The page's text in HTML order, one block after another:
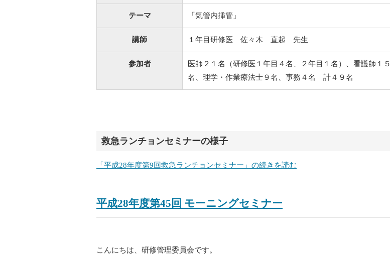
テーマ 「気管内挿管」
講師 １年目研修医 佐々木 直起 先生
参加者
医師２１名（研修医１年目４名、２年目１名）、看護師１５
名、理学・作業療法士９名、事務４名 計４９名
救急ランチョンセミナーの様子
「平成28年度第9回救急ランチョンセミナー」の続きを読む
平成28年度第45回 モーニングセミナー
こんにちは、研修管理委員会です。